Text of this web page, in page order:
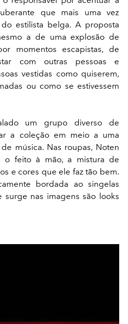
que mais uma vez
estilista belga. A proposta
a de uma explosão de
momentos escapistas, de
com outras pessoas e
vestidas como quiserem,
ou como se estivessem
um grupo diverso de
a coleção em meio a uma
música. Nas roupas, Noten
o feito à mão, a mistura de
e cores que ele faz tão bem.
bordada ao singelas
surge nas imagens são looks